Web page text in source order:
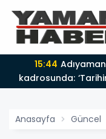
15:44
kadrosunda:
Anasayfa Güncel